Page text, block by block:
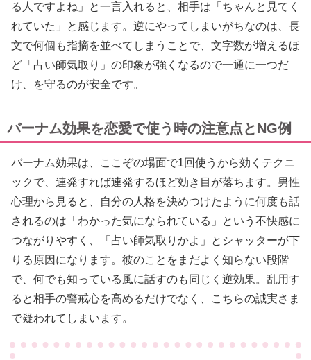
る人ですよね」と一言入れると、相手は「ちゃんと見てく
れていた」と感じます。逆にやってしまいがちなのは、長
文で何個も指摘を並べてしまうことで、文字数が増えるほ
ど「占い師気取り」の印象が強くなるので一通に一つだ
け、を守るのが安全です。
バーナム効果を恋愛で使う時の注意点とNG例
バーナム効果は、ここぞの場面で1回使うから効くテクニ
ックで、連発すれば連発するほど効き目が落ちます。男性
心理から見ると、自分の人格を決めつけたように何度も話
されるのは「わかった気になられている」という不快感に
つながりやすく、「占い師気取りかよ」とシャッターが下
りる原因になります。彼のことをまだよく知らない段階
で、何でも知っている風に話すのも同じく逆効果。乱用す
ると相手の警戒心を高めるだけでなく、こちらの誠実さま
で疑われてしまいます。